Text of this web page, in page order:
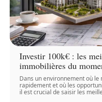
Investir 100k€ : les
immobilières du
Dans un environnement où
rapidement et où les
il est crucial de saisir les